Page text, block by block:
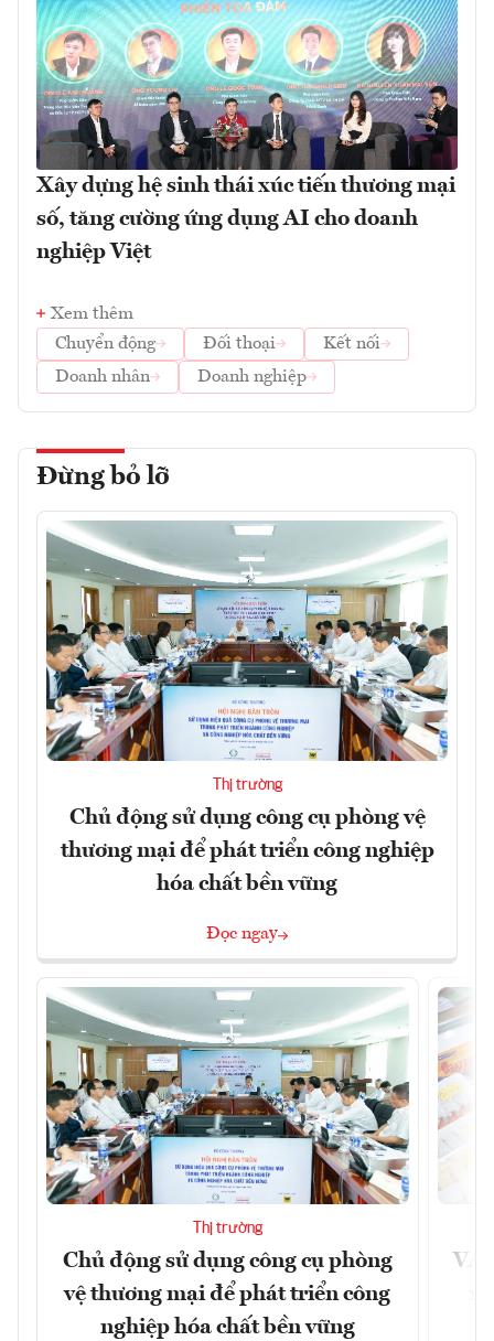
Xây dựng hệ sinh thái xúc tiến thương mại
số, tăng cường ứng dụng AI cho doanh
nghiệp Việt
Xem thêm
Chuyển động
Đối thoại
Kết nối
Doanh nhân
Doanh nghiệp
Đừng bỏ lỡ
Thị trường
Chủ động sử dụng công cụ phòng vệ
thương mại để phát triển công nghiệp
hóa chất bền vững
Đọc ngay
Thị trường
Chủ động sử dụng công cụ phòng
vệ thương mại để phát triển công
nghiệp hóa chất bền vững